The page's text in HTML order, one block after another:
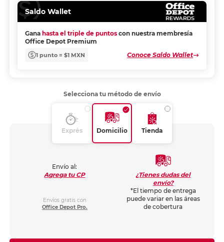
Saldo Wallet
Gana hasta el triple de puntos con nuestra membresía
Office Depot Premium
1 punto = $1 MXN Conoce Saldo Wallet
Selecciona tu método de envío
Exprés Domicilio Tienda
Envío al:
Agrega tu CP
Envíos gratis con
Office Depot Pro.
¿Tienes dudas del
envío?
*El tiempo de entrega
puede variar en las áreas
de cobertura